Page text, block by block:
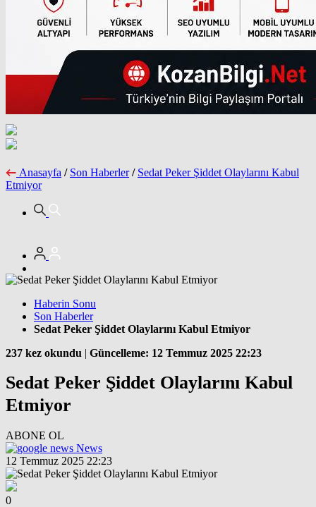
Anasayfa / Son Haberler / Sedat Peker Şiddet Olaylarını Kabul
Etmiyor
Haberin Sonu
Son Haberler
Sedat Peker Şiddet Olaylarını Kabul Etmiyor
237 kez okundu | Güncelleme: 12 Temmuz 2025 22:23
Sedat Peker Şiddet Olaylarını Kabul
Etmiyor
ABONE OL
News
12 Temmuz 2025 22:23
0